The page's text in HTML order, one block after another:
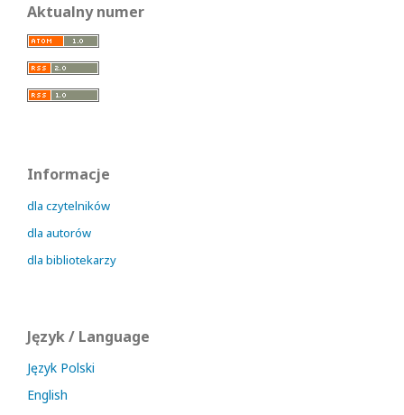
Aktualny numer
Informacje
dla czytelników
dla autorów
dla bibliotekarzy
Język / Language
Język Polski
English